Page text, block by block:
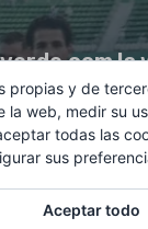
la
del
en:
propias y de
la web, medir su
todas las
sus
Aceptar todo